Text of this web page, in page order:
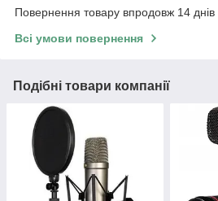
Повернення товару впродовж 14 днів
Всі умови повернення
Подібні товари компанії